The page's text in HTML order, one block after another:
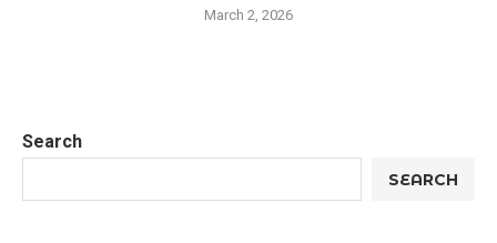
March 2, 2026
Search
SEARCH